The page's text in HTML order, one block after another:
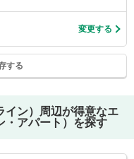
変更する
する
ン）
周辺が得意なエ
・アパート）を探す